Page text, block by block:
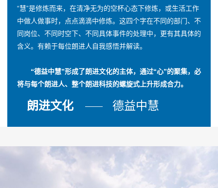
“慧”是修炼而来，在清净无为的空杯心态下修炼，或生活工作
中做人做事时，点点滴滴中修炼。这四个字在不同的部门、不
同岗位、不同时空下、不同具体事件的处理中，更有其具体的
含义。有赖于每位朗进人自我感悟并解读。
“德益中慧”形成了朗进文化的主体，通过“心”的聚集，必
将与每个朗进人、整个朗进科技的螺旋式上升形成合力。
朗进文化 德益中慧